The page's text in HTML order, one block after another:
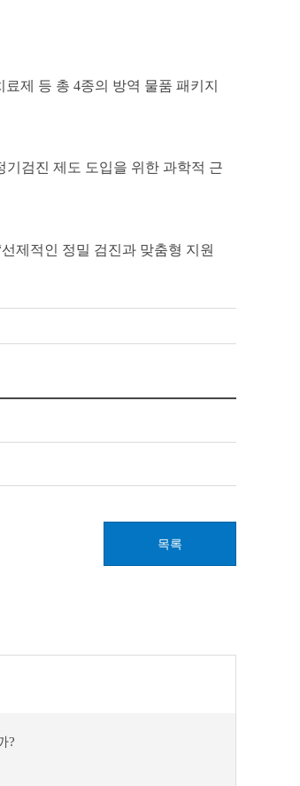
료제 등 총 4종의 방역 물품 패키지
검진 제도 도입을 위한 과학적 근
선제적인 정밀 검진과 맞춤형 지원
목록
?